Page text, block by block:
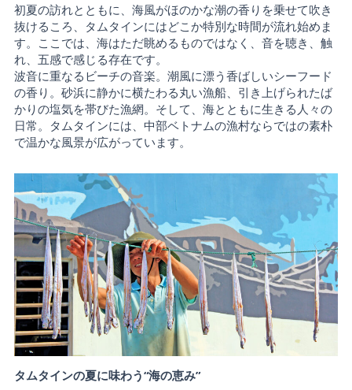
初夏の訪れとともに、海風がほのかな潮の香りを乗せて吹き
抜けるころ、タムタインにはどこか特別な時間が流れ始めま
す。ここでは、海はただ眺めるものではなく、音を聴き、触
れ、五感で感じる存在です。
波音に重なるビーチの音楽。潮風に漂う香ばしいシーフード
の香り。砂浜に静かに横たわる丸い漁船、引き上げられたば
かりの塩気を帯びた漁網。そして、海とともに生きる人々の
日常。タムタインには、中部ベトナムの漁村ならではの素朴
で温かな風景が広がっています。
タムタインの夏に味わう“海の恵み”